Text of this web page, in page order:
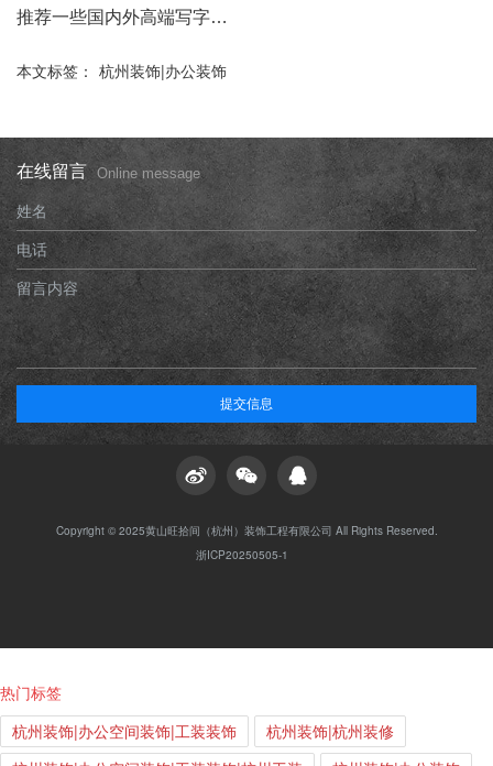
推荐一些国内外高端写字楼装修案例
本文标签： 杭州装饰|办公装饰
在线留言 Online message
姓名
电话
留言内容
提交信息
Copyright © 2025黄山旺拾间（杭州）装饰工程有限公司 All Rights Reserved.
浙ICP20250505-1
热门标签
杭州装饰|办公空间装饰|工装装饰
杭州装饰|杭州装修